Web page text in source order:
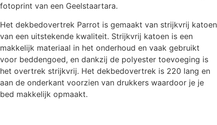
fotoprint van een Geelstaartara.
Het dekbedovertrek Parrot is gemaakt van strijkvrij katoen
van een uitstekende kwaliteit. Strijkvrij katoen is een
makkelijk materiaal in het onderhoud en vaak gebruikt
voor beddengoed, en dankzij de polyester toevoeging is
het overtrek strijkvrij. Het dekbedovertrek is 220 lang en
aan de onderkant voorzien van drukkers waardoor je je
bed makkelijk opmaakt.